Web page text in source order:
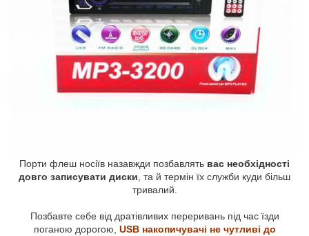
Порти флеш носіїв назавжди позбавлять вас необхідності
довго записувати диски , та й термін їх служби куди більш
тривалий.
Позбавте себе від дратівливих переривань під час їзди
поганою дорогою, USB накопичувачі не чутливі до